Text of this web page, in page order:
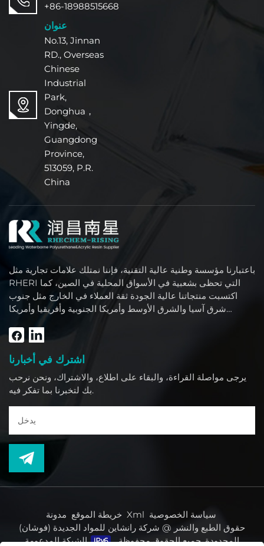
+86-18988515668
عنوان
No.13, Jinnan
RD., Overseas
Chinese
Industrial
Park,
Donghua，
Yingde,
Guangdong
Province,
513059, P.R.
China
باعتبارنا مؤسسة وطنية عالية التقنية، فإننا نمتلك علامات تجارية مثل
RHERI التي تحظى بشعبية في الأسواق المحلية في الصين، كما
اكتسبت منتجاتنا عالية الجودة ثقة العملاء في الخارج مثل جنوب
شرق آسيا والشرق الأوسط وأمريكا الجنوبية وأفريقيا وأمريكا
اشترك في أخبارنا
يرجى مواصلة القراءة، والبقاء على اطلاع، والاشتراك، ونحن نرحب
بك لتخبرنا بما تفكر فيه.
خريطة الموقع مدونة Xml سياسة الخصوصية
حقوق الطبع والنشر @ شركة رانشاين للمواد الجديدة (فوشان)
المحدودة. جميع الحقوق محفوظة.
الشبكة المدعومة